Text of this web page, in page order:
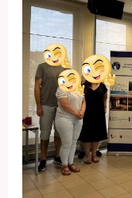
funkcji
rodzicielskich
II
edycja
2026